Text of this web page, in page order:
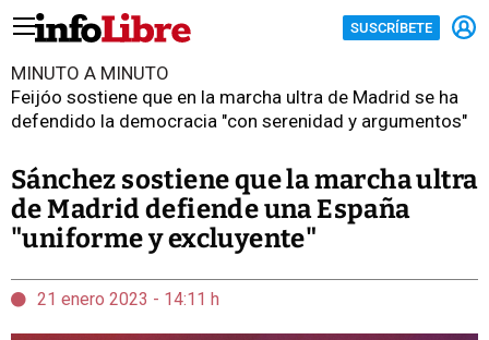
SUSCRÍBETE
MINUTO A MINUTO
Feijóo sostiene que en la marcha ultra de Madrid se ha
defendido la democracia "con serenidad y argumentos"
Sánchez sostiene que la marcha ultra
de Madrid defiende una España
"uniforme y excluyente"
21 enero 2023 - 14:11 h